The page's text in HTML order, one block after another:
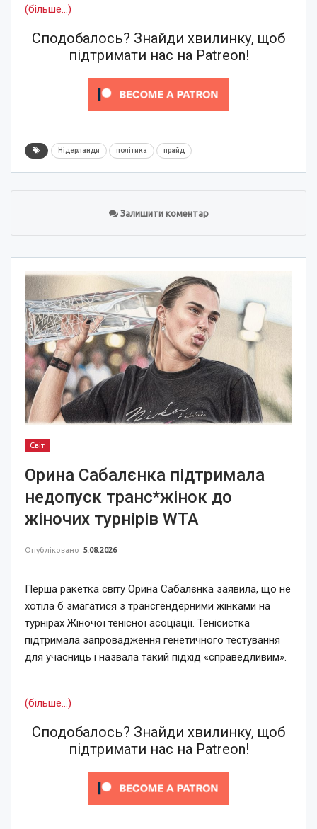
(більше…)
Сподобалось? Знайди хвилинку, щоб
підтримати нас на Patreon!
Нідерланди політика прайд
Залишити коментар
Світ
Орина Сабалєнка підтримала
недопуск транс*жінок до
жіночих турнірів WTA
Опубліковано 5.08.2026
Перша ракетка світу Орина Сабалєнка заявила, що не
хотіла б змагатися з трансгендерними жінками на
турнірах Жіночої тенісної асоціації. Тенісистка
підтримала запровадження генетичного тестування
для учасниць і назвала такий підхід «справедливим».
(більше…)
Сподобалось? Знайди хвилинку, щоб
підтримати нас на Patreon!